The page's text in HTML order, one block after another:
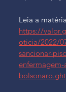
Leia a
https://
oticia/2022/
sancionar-